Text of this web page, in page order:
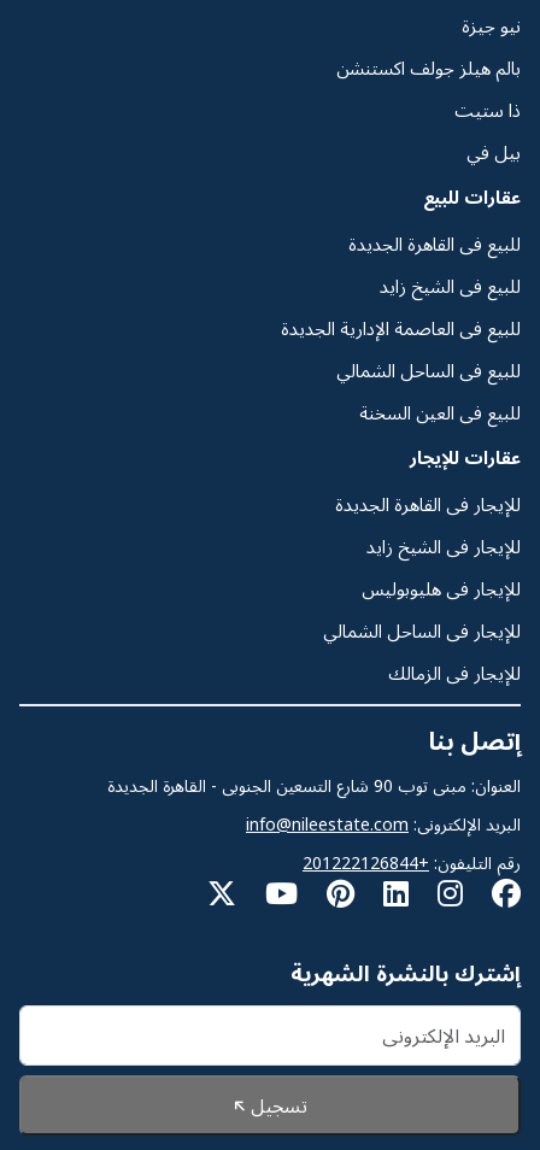
نيو جيزة
بالم هيلز جولف اكستنشن
ذا ستيت
بيل في
عقارات للبيع
للبيع فى القاهرة الجديدة
للبيع فى الشيخ زايد
للبيع فى العاصمة الإدارية الجديدة
للبيع فى الساحل الشمالي
للبيع فى العين السخنة
عقارات للإيجار
للإيجار فى القاهرة الجديدة
للإيجار فى الشيخ زايد
للإيجار فى هليوبوليس
للإيجار فى الساحل الشمالي
للإيجار فى الزمالك
إتصل بنا
العنوان: مبنى توب 90 شارع التسعين الجنوبى - القاهرة الجديدة
البريد الإلكترونى: info@nileestate.com
رقم التليفون: +201222126844
إشترك بالنشرة الشهرية
تسجيل